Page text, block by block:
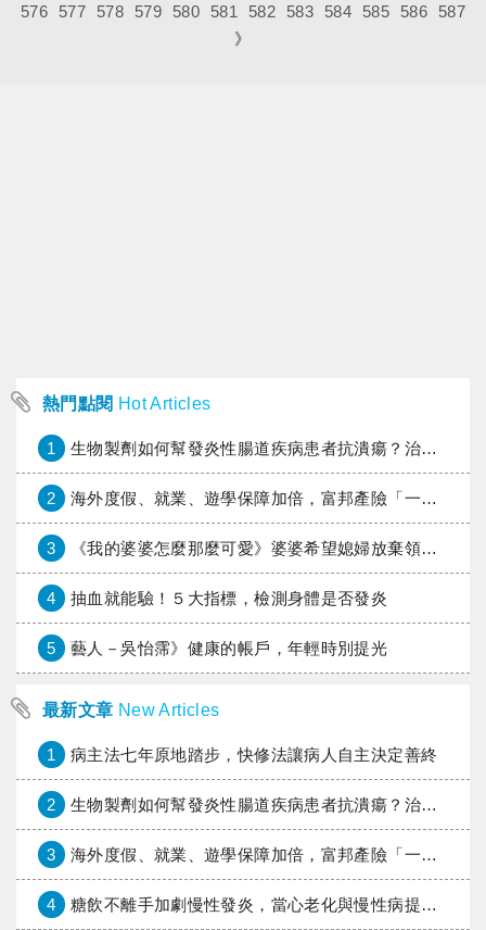
576
577 578 579 580 581 582 583 584 585 586
587
》
熱門點閱 Hot Articles
1 生物製劑如何幫發炎性腸道疾病患者抗潰瘍？治療進展與健保給付困境一次看
2 海外度假、就業、遊學保障加倍，富邦產險「一期逐夢」專案加碼遠距醫療與緊急救援
3 《我的婆婆怎麼那麼可愛》婆婆希望媳婦放棄領取已故兒子身故理賠金，可以這樣做嗎？
4 抽血就能驗！５大指標，檢測身體是否發炎
5 藝人－吳怡霈》健康的帳戶，年輕時別提光
最新文章 New Articles
1 病主法七年原地踏步，快修法讓病人自主決定善終
2 生物製劑如何幫發炎性腸道疾病患者抗潰瘍？治療進展與健保給付困境一次看
3 海外度假、就業、遊學保障加倍，富邦產險「一期逐夢」專案加碼遠距醫療與緊急救援
4 糖飲不離手加劇慢性發炎，當心老化與慢性病提早報到